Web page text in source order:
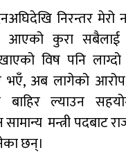
जुम्लामा चरेससहित २१ वर्षीय
जुम्लामा बेहोस अवस्थामा फेला
कर्णालीमा कांग्रेसका चार
निरन्तर
आएको कुरा सबैलाई
विष पनि
भएँ, अब लागेको
बाहिर ल्याउन
सामान्य मन्त्री पदबाट
छन्।